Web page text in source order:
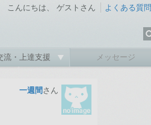
こんにちは、 ゲストさん よくある質問
流・上達支援 メッセージ
一週間 さん